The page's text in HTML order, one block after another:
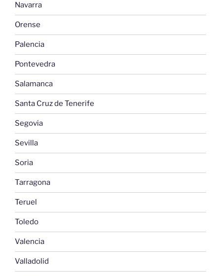
Navarra
Orense
Palencia
Pontevedra
Salamanca
Santa Cruz de Tenerife
Segovia
Sevilla
Soria
Tarragona
Teruel
Toledo
Valencia
Valladolid